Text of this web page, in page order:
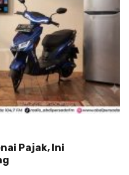
Pajak, Ini